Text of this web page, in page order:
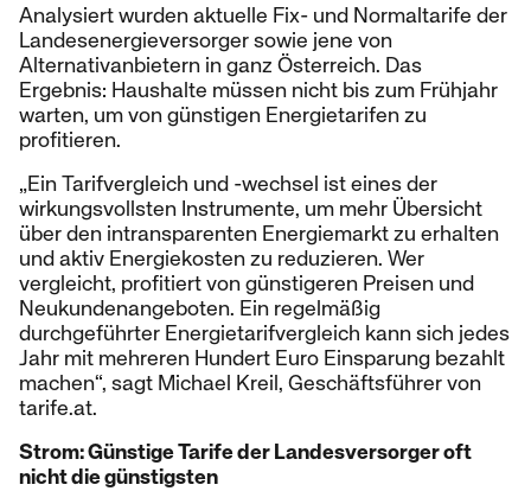
Analysiert wurden aktuelle Fix- und Normaltarife der
Landesenergieversorger sowie jene von
Alternativanbietern in ganz Österreich. Das
Ergebnis: Haushalte müssen nicht bis zum Frühjahr
warten, um von günstigen Energietarifen zu
profitieren.
„Ein Tarifvergleich und -wechsel ist eines der
wirkungsvollsten Instrumente, um mehr Übersicht
über den intransparenten Energiemarkt zu erhalten
und aktiv Energiekosten zu reduzieren. Wer
vergleicht, profitiert von günstigeren Preisen und
Neukundenangeboten. Ein regelmäßig
durchgeführter Energietarifvergleich kann sich jedes
Jahr mit mehreren Hundert Euro Einsparung bezahlt
machen“, sagt Michael Kreil, Geschäftsführer von
tarife.at.
Strom: Günstige Tarife der Landesversorger oft
nicht die günstigsten